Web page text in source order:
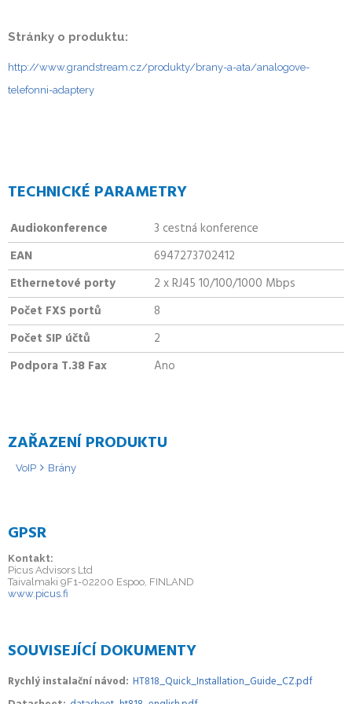
Stránky o produktu:
http://www.grandstream.cz/produkty/brany-a-ata/analogove-
telefonni-adaptery
TECHNICKÉ PARAMETRY
Audiokonference
3 cestná konference
EAN
6947273702412
Ethernetové porty
2 x RJ45 10/100/1000 Mbps
Počet FXS portů
8
Počet SIP účtů
2
Podpora T.38 Fax
Ano
ZAŘAZENÍ PRODUKTU
VoIP Brány
GPSR
Kontakt:
Picus Advisors Ltd
Taivalmaki 9F1-02200 Espoo, FINLAND
www.picus.fi
SOUVISEJÍCÍ DOKUMENTY
Rychlý instalační návod HT818_Quick_Installation_Guide_CZ.pdf